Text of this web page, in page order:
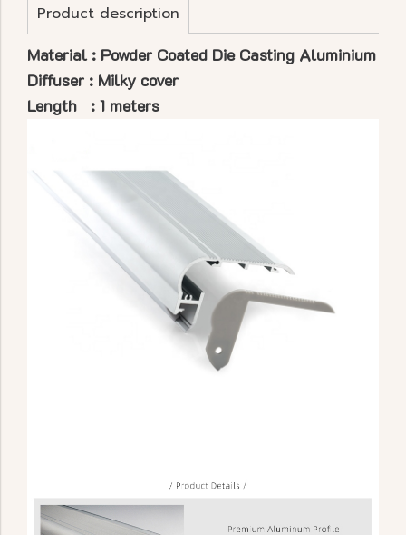
Product description
Material : Powder Coated Die Casting Aluminium
Diffuser : Milky cover
Length : 1 meters